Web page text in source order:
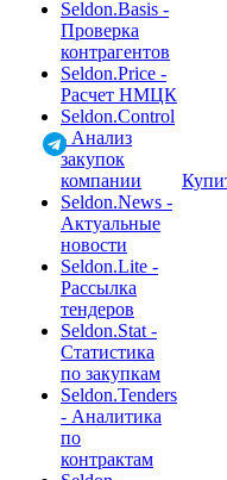
Seldon.Basis -
Проверка
контрагентов
Seldon.Price -
Расчет НМЦК
Seldon.Control
- Анализ
закупок
компании
Seldon.News -
Актуальные
новости
Seldon.Lite -
Рассылка
тендеров
Seldon.Stat -
Статистика
по закупкам
Seldon.Tenders
- Аналитика
по
контрактам